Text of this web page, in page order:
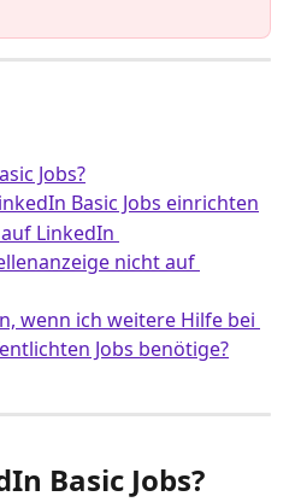
Jobs?
Basic Jobs einrichten
LinkedIn
nicht auf
wenn ich weitere Hilfe bei
Jobs benötige?
Basic Jobs?